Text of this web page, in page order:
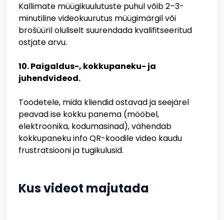
Kallimate müügikuulutuste puhul võib 2–3-
minutiline videokuurutus müügimärgil või
brošüüril oluliselt suurendada kvalifitseeritud
ostjate arvu.
10. Paigaldus-, kokkupaneku- ja
juhendvideod.
Toodetele, mida kliendid ostavad ja seejärel
peavad ise kokku panema (mööbel,
elektroonika, kodumasinad), vähendab
kokkupaneku info QR-koodile video kaudu
frustratsiooni ja tugikulusid.
Kus videot majutada